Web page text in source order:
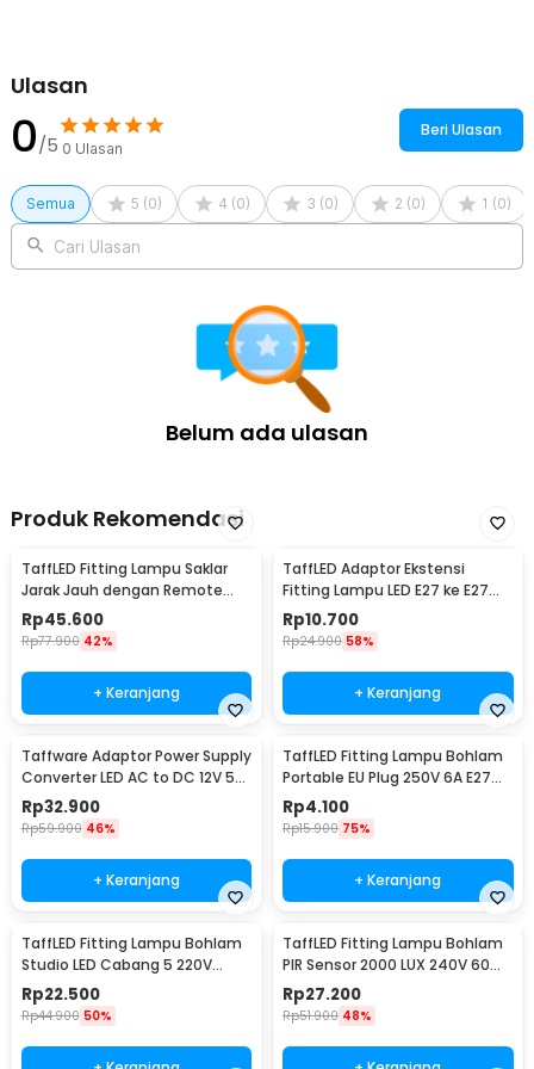
Kelengkapan Produk
Rincian yang Anda dapatkan untuk pembelian produk ini:
1 x TaffLED Fitting Lampu Pintar Smart Lamp Socket Remote
Mobile App E27 - DT-800
1 x Panduan Penggunaan
Ulasan
0/5 0 Ulasan
Beri Ulasan
Semua 5 (0) 4 (0) 3 (0) 2 (0) 1 (0)
Cari Ulasan
Belum ada ulasan
Produk Rekomendasi
TaffLED Fitting Lampu Saklar
Jarak Jauh dengan Remote
Control 220V E27 - GN-680
Rp45.600
Rp77.900 42%
+ Keranjang
TaffLED Adaptor Ekstensi
Fitting Lampu LED E27 ke E27
19.5cm 1 PCS - HF-400
Rp10.700
Rp24.900 58%
+ Keranjang
Taffware Adaptor Power Supply
Converter LED AC to DC 12V 5A
60W - 1250
Rp32.900
Rp59.900 46%
+ Keranjang
TaffLED Fitting Lampu Bohlam
Portable EU Plug 250V 6A E27
with Switch - HF-100
Rp4.100
Rp15.900 75%
+ Keranjang
TaffLED Fitting Lampu Bohlam
Studio LED Cabang 5 220V
100W E27 - HU-500
Rp22.500
Rp44.900 50%
TaffLED Fitting Lampu Bohlam
PIR Sensor 2000 LUX 240V 60W
E27 - SP-150
Rp27.200
Rp51.900 48%